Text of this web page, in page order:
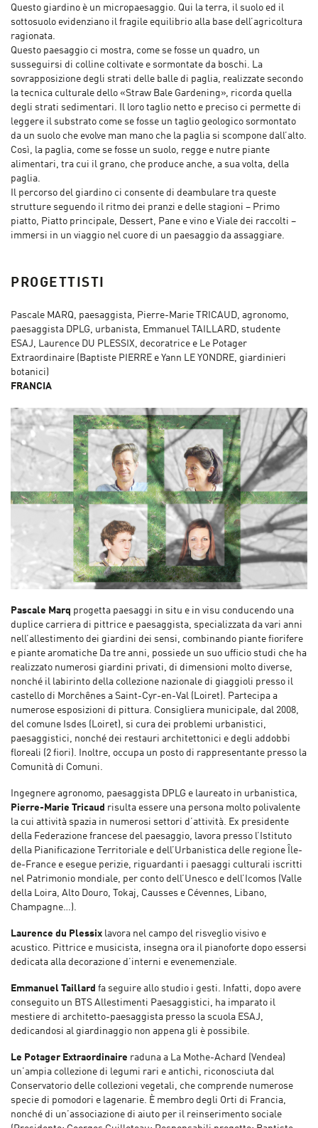
Questo giardino è un micropaesaggio. Qui la terra, il suolo ed il
sottosuolo evidenziano il fragile equilibrio alla base dell’agricoltura
ragionata.
Questo paesaggio ci mostra, come se fosse un quadro, un
susseguirsi di colline coltivate e sormontate da boschi. La
sovrapposizione degli strati delle balle di paglia, realizzate secondo
la tecnica culturale dello «Straw Bale Gardening», ricorda quella
degli strati sedimentari. Il loro taglio netto e preciso ci permette di
leggere il substrato come se fosse un taglio geologico sormontato
da un suolo che evolve man mano che la paglia si scompone dall’alto.
Così, la paglia, come se fosse un suolo, regge e nutre piante
alimentari, tra cui il grano, che produce anche, a sua volta, della
paglia.
Il percorso del giardino ci consente di deambulare tra queste
strutture seguendo il ritmo dei pranzi e delle stagioni – Primo
piatto, Piatto principale, Dessert, Pane e vino e Viale dei raccolti –
immersi in un viaggio nel cuore di un paesaggio da assaggiare.
PROGETTISTI
Pascale MARQ, paesaggista, Pierre-Marie TRICAUD, agronomo,
paesaggista DPLG, urbanista, Emmanuel TAILLARD, studente
ESAJ, Laurence DU PLESSIX, decoratrice e Le Potager
Extraordinaire (Baptiste PIERRE e Yann LE YONDRE, giardinieri
botanici)
FRANCIA
Pascale Marq progetta paesaggi in situ e in visu conducendo una
duplice carriera di pittrice e paesaggista, specializzata da vari anni
nell’allestimento dei giardini dei sensi, combinando piante fiorifere
e piante aromatiche Da tre anni, possiede un suo ufficio studi che ha
realizzato numerosi giardini privati, di dimensioni molto diverse,
nonché il labirinto della collezione nazionale di giaggioli presso il
castello di Morchênes a Saint-Cyr-en-Val (Loiret). Partecipa a
numerose esposizioni di pittura. Consigliera municipale, dal 2008,
del comune Isdes (Loiret), si cura dei problemi urbanistici,
paesaggistici, nonché dei restauri architettonici e degli addobbi
floreali (2 fiori). Inoltre, occupa un posto di rappresentante presso la
Comunità di Comuni.
Ingegnere agronomo, paesaggista DPLG e laureato in urbanistica,
Pierre-Marie Tricaud risulta essere una persona molto polivalente
la cui attività spazia in numerosi settori d’attività. Ex presidente
della Federazione francese del paesaggio, lavora presso l’Istituto
della Pianificazione Territoriale e dell’Urbanistica delle regione Île-
de-France e esegue perizie, riguardanti i paesaggi culturali iscritti
nel Patrimonio mondiale, per conto dell’Unesco e dell’Icomos (Valle
della Loira, Alto Douro, Tokaj, Causses e Cévennes, Libano,
Champagne…).
Laurence du Plessix lavora nel campo del risveglio visivo e
acustico. Pittrice e musicista, insegna ora il pianoforte dopo essersi
dedicata alla decorazione d’interni e evenemenziale.
Emmanuel Taillard fa seguire allo studio i gesti. Infatti, dopo avere
conseguito un BTS Allestimenti Paesaggistici, ha imparato il
mestiere di architetto-paesaggista presso la scuola ESAJ,
dedicandosi al giardinaggio non appena gli è possibile.
Le Potager Extraordinaire raduna a La Mothe-Achard (Vendea)
un’ampia collezione di legumi rari e antichi, riconosciuta dal
Conservatorio delle collezioni vegetali, che comprende numerose
specie di pomodori e lagenarie. È membro degli Orti di Francia,
nonché di un’associazione di aiuto per il reinserimento sociale